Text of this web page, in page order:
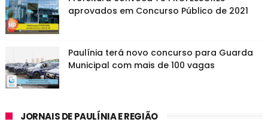
aprovados em Concurso Público de 2021
Paulínia terá novo concurso para Guarda
Municipal com mais de 100 vagas
JORNAIS DE PAULÍNIA E REGIÃO